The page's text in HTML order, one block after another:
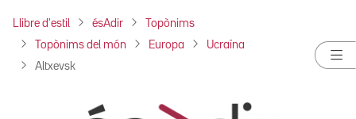
Llibre d'estil ésAdir Topònims
Topònims del món Europa Ucraïna
Altxevsk